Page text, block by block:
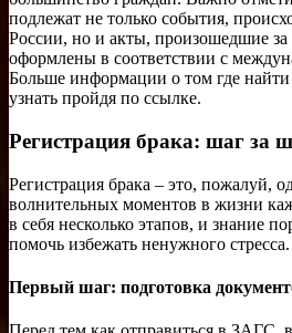
подлежат не только события,
России, но и акты, произошедшие за
оформлены в соответствии с
Больше информации о том где найти
узнать пройдя по ссылке.
Регистрация брака: шаг за
Регистрация брака – это, пожалуй,
волнительных моментов в жизни
в себя несколько этапов, и знание
помочь избежать ненужного стресса.
Первый шаг: подготовка